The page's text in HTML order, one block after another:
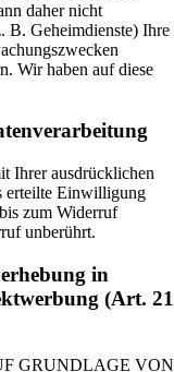
daher nicht
B. Geheimdienste) Ihre
Wir haben auf diese
Ihrer ausdrücklichen
erteilte Einwilligung
zum Widerruf
unberührt.
in
(Art. 21
GRUNDLAGE VON